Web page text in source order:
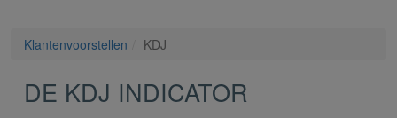
Klantenvoorstellen KDJ
DE KDJ INDICATOR